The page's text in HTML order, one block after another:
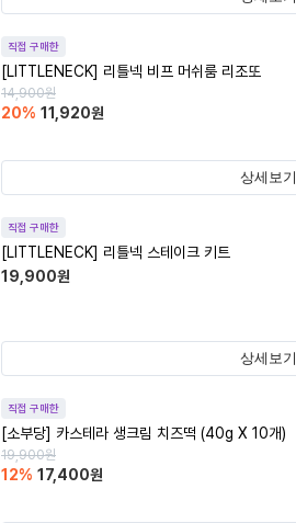
직접 구매한
[LITTLENECK] 리틀넥 비프 머쉬룸 리조또
14,900원
20% 11,920원
상세보기
직접 구매한
[LITTLENECK] 리틀넥 스테이크 키트
19,900원
상세보기
직접 구매한
[소부당] 카스테라 생크림 치즈떡 (40g X 10개)
19,900원
12% 17,400원